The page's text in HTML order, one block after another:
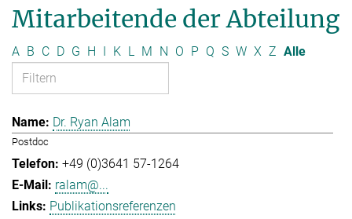
Mitarbeitende der Abteilung
A B C D G H I K L M N O P Q S W X Z Alle
Dr. Ryan Alam
Postdoc
+49 (0)3641 57-1264
ralam@...
Publikationsreferenzen